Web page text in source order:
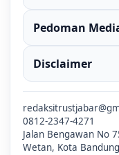
Pedoman
Disclaimer
0812-2347-4271
Jalan Bengawan No
Wetan, Kota